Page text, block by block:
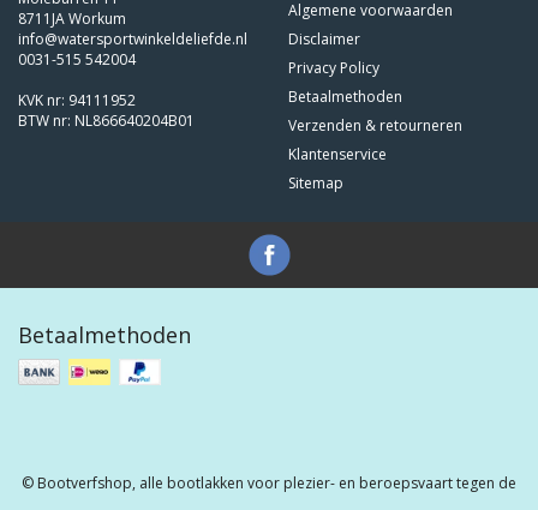
8711JA Workum
info@watersportwinkeldeliefde.nl
0031-515 542004
KVK nr: 94111952
BTW nr: NL866640204B01
Algemene voorwaarden
Disclaimer
Privacy Policy
Betaalmethoden
Verzenden & retourneren
Klantenservice
Sitemap
Betaalmethoden
© Bootverfshop, alle bootlakken voor plezier- en beroepsvaart tegen de